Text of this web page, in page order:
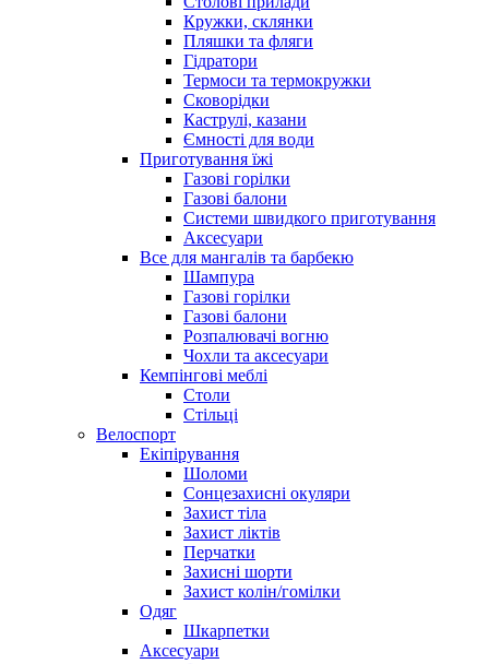
Кружки, склянки
Пляшки та фляги
Гідратори
Термоси та термокружки
Сковорідки
Каструлі, казани
Ємності для води
Приготування їжі
Газові горілки
Газові балони
Системи швидкого приготування
Аксесуари
Все для мангалів та барбекю
Шампура
Газові горілки
Газові балони
Розпалювачі вогню
Чохли та аксесуари
Кемпінгові меблі
Столи
Стільці
Велоспорт
Екіпірування
Шоломи
Сонцезахисні окуляри
Захист тіла
Захист ліктів
Перчатки
Захисні шорти
Захист колін/гомілки
Одяг
Шкарпетки
Аксесуари